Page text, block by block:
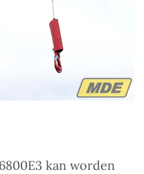
kan worden